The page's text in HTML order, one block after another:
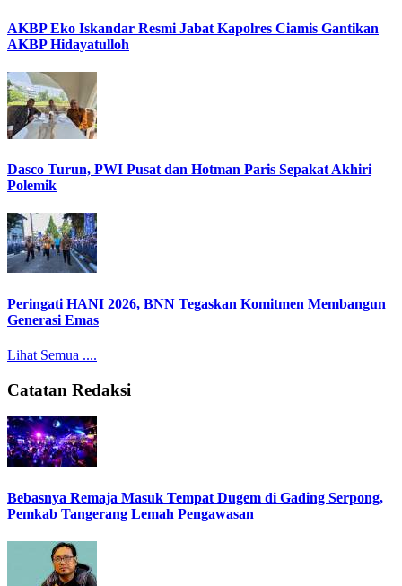
AKBP Eko Iskandar Resmi Jabat Kapolres Ciamis Gantikan
AKBP Hidayatulloh
Dasco Turun, PWI Pusat dan Hotman Paris Sepakat Akhiri
Polemik
Peringati HANI 2026, BNN Tegaskan Komitmen Membangun
Generasi Emas
Lihat Semua ....
Catatan Redaksi
Bebasnya Remaja Masuk Tempat Dugem di Gading Serpong,
Pemkab Tangerang Lemah Pengawasan